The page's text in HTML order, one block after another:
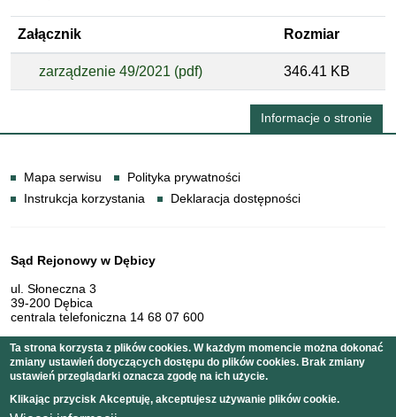
Załącznik Rozmiar
zarządzenie 49/2021 (pdf) 346.41 KB
Informacje o stronie
Mapa serwisu
Polityka prywatności
Instrukcja korzystania
Deklaracja dostępności
Dane teleadresowe
Sąd Rejonowy w Dębicy
ul. Słoneczna 3
39-200 Dębica
centrala telefoniczna 14 68 07 600
Serwis pełni funkcję strony Biuletynu Informacji Publicznej
Ta strona korzysta z plików cookies. W każdym momencie można dokonać
zmiany ustawień dotyczących dostępu do plików cookies. Brak zmiany
ustawień przeglądarki oznacza zgodę na ich użycie.
Klikając przycisk Akceptuję, akceptujesz używanie plików cookie.